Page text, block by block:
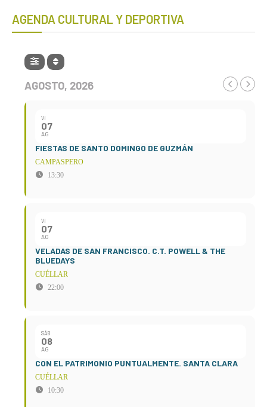
AGENDA CULTURAL Y DEPORTIVA
AGOSTO, 2026
VI
07
AG
FIESTAS DE SANTO DOMINGO DE GUZMÁN
CAMPASPERO
13:30
VI
07
AG
VELADAS DE SAN FRANCISCO. C.T. POWELL & THE
BLUEDAYS
CUÉLLAR
22:00
SÁB
08
AG
CON EL PATRIMONIO PUNTUALMENTE. SANTA CLARA
CUÉLLAR
10:30